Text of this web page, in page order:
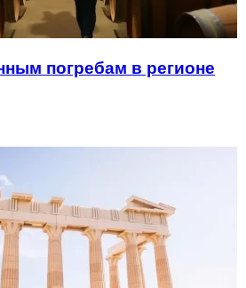
погребам в регионе